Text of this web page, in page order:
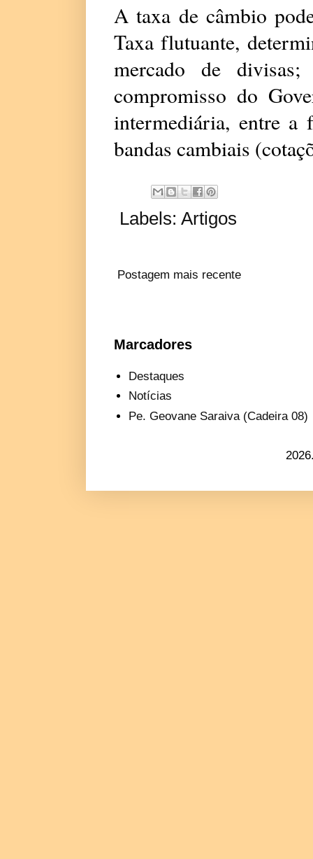
A taxa de câmbio
Taxa flutuante,
mercado de
compromisso do
intermediária, entre a
bandas cambiais
Labels: Artigos
Postagem mais recente
Marcadores
Destaques
Notícias
Pe. Geovane Saraiva (Cadeira 08)